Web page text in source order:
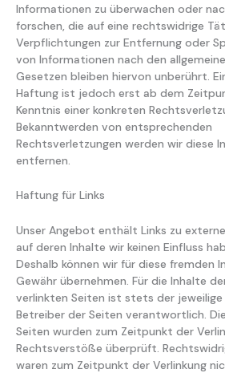
Informationen zu überwachen oder
forschen, die auf eine rechtswidrige
Verpflichtungen zur Entfernung oder
von Informationen nach den
Gesetzen bleiben hiervon unberührt.
Haftung ist jedoch erst ab dem
Kenntnis einer konkreten
Bekanntwerden von entsprechenden
Rechtsverletzungen werden wir diese
entfernen.
Haftung für Links
Unser Angebot enthält Links zu
auf deren Inhalte wir keinen Einfluss
Deshalb können wir für diese fremden
Gewähr übernehmen. Für die Inhalte
verlinkten Seiten ist stets der
Betreiber der Seiten verantwortlich.
Seiten wurden zum Zeitpunkt der
Rechtsverstöße überprüft.
waren zum Zeitpunkt der Verlinkung